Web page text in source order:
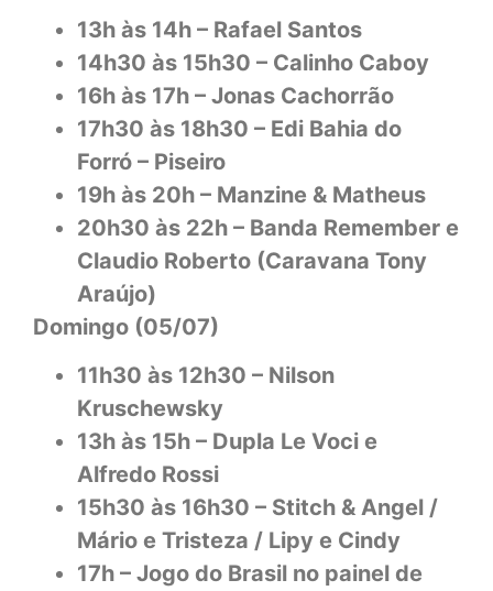
13h às 14h – Rafael Santos
14h30 às 15h30 – Calinho Caboy
16h às 17h – Jonas Cachorrão
17h30 às 18h30 – Edi Bahia do
Forró – Piseiro
19h às 20h – Manzine & Matheus
20h30 às 22h – Banda Remember e
Claudio Roberto (Caravana Tony
Araújo)
Domingo (05/07)
11h30 às 12h30 – Nilson
Kruschewsky
13h às 15h – Dupla Le Voci e
Alfredo Rossi
15h30 às 16h30 – Stitch & Angel /
Mário e Tristeza / Lipy e Cindy
17h – Jogo do Brasil no painel de